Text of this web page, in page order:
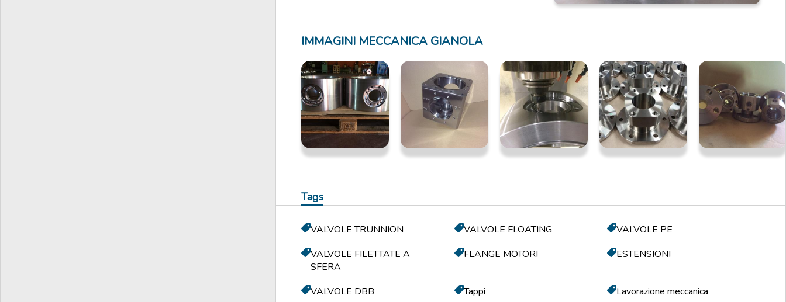
IMMAGINI MECCANICA GIANOLA
Tags
VALVOLE TRUNNION VALVOLE FLOATING
VALVOLE PE
VALVOLE FILETTATE A
SFERA
FLANGE MOTORI ESTENSIONI
VALVOLE DBB Tappi Lavorazione meccanica